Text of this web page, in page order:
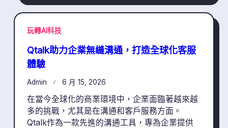
玩轉AI科技
Qtalk助力企業無縫溝通，打造全球化客服
體驗
Admin 6 月 15, 2026
在當今全球化的商業環境中，企業面臨著越來越
多的挑戰，尤其是在溝通和客戶服務方面。
Qtalk作為一款先進的溝通工具，專為企業提供